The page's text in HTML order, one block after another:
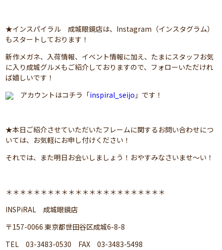
★インスパイラル 成城眼鏡店は、Instagram（インスタグラム）
もスタートしております！
新作メガネ、入荷情報、イベント情報に加え、たまにスタッフお気
に入り成城グルメもご紹介しておりますので、フォローいただけれ
ば嬉しいです！
アカウントはコチラ「inspiral_seijo 」です！
★本日ご紹介させていただいたフレームに関するお問い合わせにつ
いては、お気軽にお申し付けください！
それでは、また明日お会いしましょう！おやすみなさいませ～い！
＊＊＊＊＊＊＊＊＊＊＊＊＊＊＊＊＊＊＊＊＊＊＊
INSPiRAL 成城眼鏡店
〒157-0066 東京都世田谷区成城6-8-8
TEL 03-3483-0530 FAX 03-3483-5498